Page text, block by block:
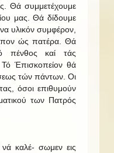
Θά συμμετέχουμε
μας. Θά δίδουμε
υλικόν συμφέρον,
ώς πατέρα. Θά
πένθος καί τάς
Τό Έπισκοπείον θά
τών πάντων. Οι
όσοι επιθυμούν
των Πατρός
καλέ- σωμεν εις